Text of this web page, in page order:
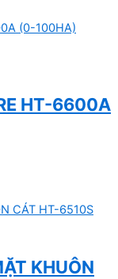
HT-6600A
KHUÔN